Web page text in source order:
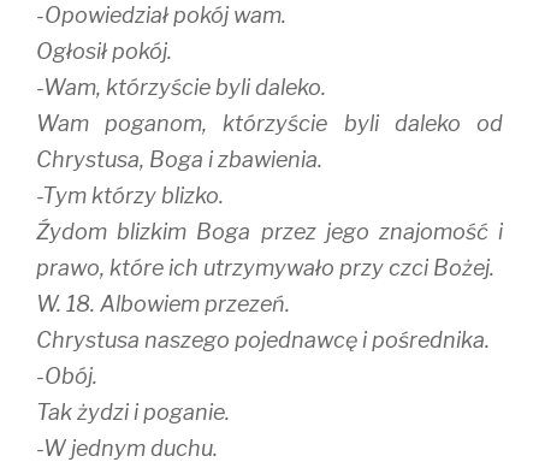
-Opowiedział pokój wam.
Ogłosił pokój.
-Wam, którzyście byli daleko.
Wam poganom, którzyście byli daleko od
Chrystusa, Boga i zbawienia.
-Tym którzy blizko.
Źydom blizkim Boga przez jego znajomość i
prawo, które ich utrzymywało przy czci Bożej.
W. 18. Albowiem przezeń.
Chrystusa naszego pojednawcę i pośrednika.
-Obój.
Tak żydzi i poganie.
-W jednym duchu.